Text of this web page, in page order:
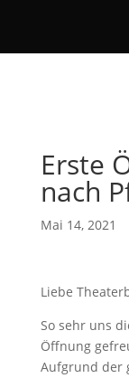
Erste
nach
Mai 14, 2021
Liebe
So sehr uns
Öffnung
Aufgrund der